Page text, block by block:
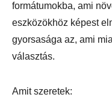
formátumokba, ami
eszközökhöz képest
gyorsasága az, ami
választás.
Amit szeretek: